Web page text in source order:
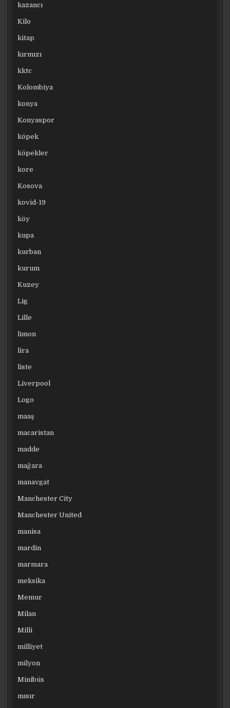
kazancı
Kilo
kitap
kırmızı
kktc
Kolombiya
konya
Konyaspor
köpek
köpekler
kore
Kosova
kovid-19
köy
kupa
kurban
kurum
Kuzey
Lig
Lille
limon
lira
liste
Liverpool
Logo
maaş
macaristan
madde
mağara
manavgat
Manchester City
Manchester United
manisa
mardin
marmara
meksika
Memur
Milan
Milli
milliyet
milyon
Minibüs
mısır